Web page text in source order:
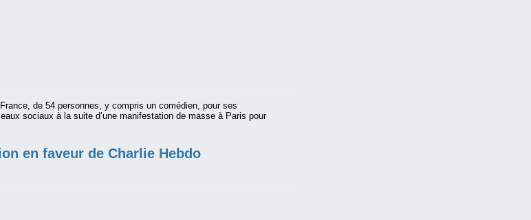
de 54 personnes, y compris un comédien, pour ses
sociaux à la suite d’une manifestation de masse à Paris pour
en faveur de Charlie Hebdo